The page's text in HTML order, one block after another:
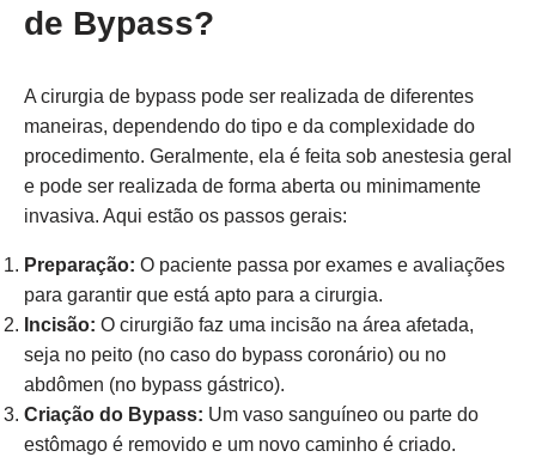
de Bypass?
A cirurgia de bypass pode ser realizada de diferentes
maneiras, dependendo do tipo e da complexidade do
procedimento. Geralmente, ela é feita sob anestesia geral
e pode ser realizada de forma aberta ou minimamente
invasiva. Aqui estão os passos gerais:
Preparação: O paciente passa por exames e avaliações
para garantir que está apto para a cirurgia.
Incisão: O cirurgião faz uma incisão na área afetada,
seja no peito (no caso do bypass coronário) ou no
abdômen (no bypass gástrico).
Criação do Bypass: Um vaso sanguíneo ou parte do
estômago é removido e um novo caminho é criado.